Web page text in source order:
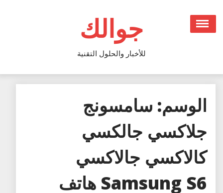
content
جوالك
للأخبار والحلول التقنية
الوسم: سامسونج
جلاكسي جالكسي
كالاكسي جالاكسي
Samsung S6 هاتف